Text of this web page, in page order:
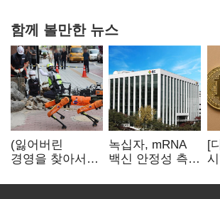
함께 볼만한 뉴스
(잃어버린
경영을 찾아서)
속도의 환상:
녹십자, mRNA
백신 안정성 측정
[